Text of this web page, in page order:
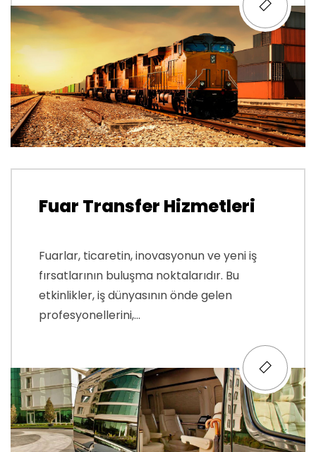
Fuar Transfer Hizmetleri
Fuarlar, ticaretin, inovasyonun ve yeni iş
fırsatlarının buluşma noktalarıdır. Bu
etkinlikler, iş dünyasının önde gelen
profesyonellerini,...